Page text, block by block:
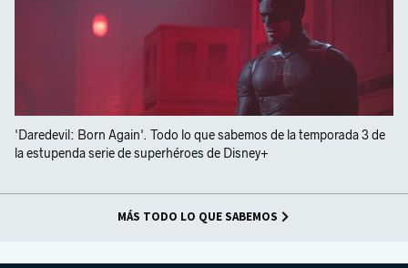
'Daredevil: Born Again'. Todo lo que sabemos de la temporada 3 de
la estupenda serie de superhéroes de Disney+
MÁS TODO LO QUE SABEMOS